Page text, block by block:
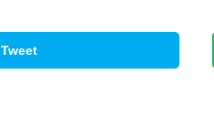
Tweet